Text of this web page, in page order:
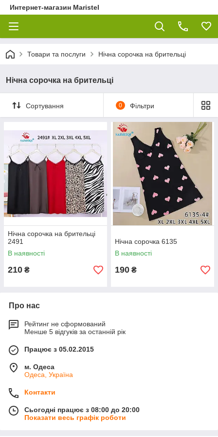
Интернет-магазин Maristel
Товари та послуги Нічна сорочка на брительці
Нічна сорочка на брительці
Сортування 0 Фільтри
Нічна сорочка на брительці
2491
В наявності
210 ₴
Нічна сорочка 6135
В наявності
190 ₴
Про нас
Рейтинг не сформований
Менше 5 відгуків за останній рік
Працює з 05.02.2015
м. Одеса
Одеса, Україна
Контакти
Сьогодні працює з 08:00 до 20:00
Показати весь графік роботи